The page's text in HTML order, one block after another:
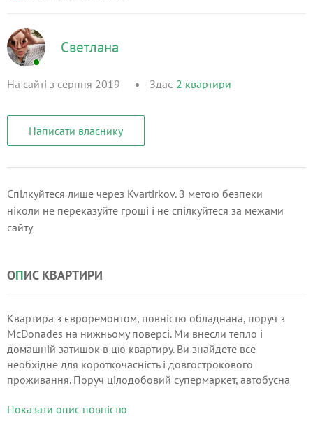
Светлана
На сайті з серпня 2019 Здає 2 квартири
Написати власнику
Спілкуйтеся лише через Kvartirkov. З метою безпеки
ніколи не переказуйте гроші і не спілкуйтеся за межами
сайту
ОПИС КВАРТИРИ
Квартира з євроремонтом, повністю обладнана, поруч з
McDonades на нижньому поверсі. Ми внесли тепло і
домашній затишок в цю квартиру. Ви знайдете все
необхідне для короткочасність і довгострокового
проживання. Поруч цілодобовий супермаркет, автобусна
вокзали в 20 хв.
Показати опис повністю